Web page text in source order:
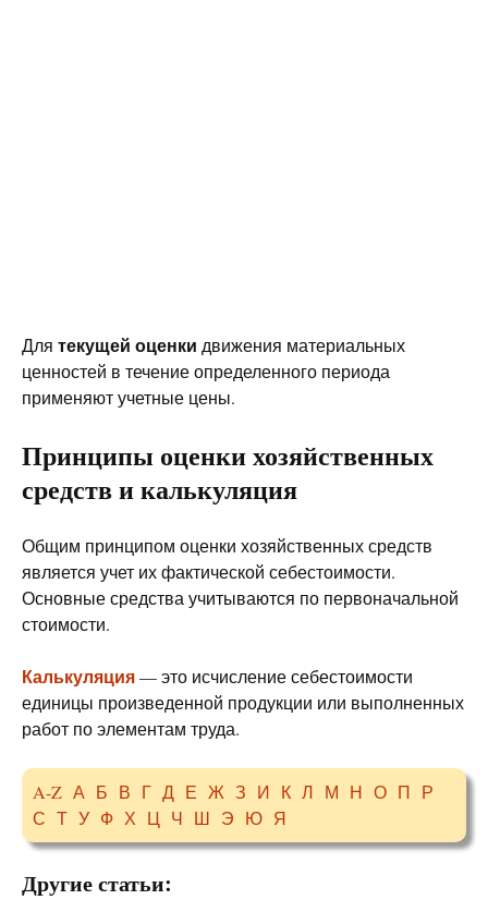
Для текущей оценки движения материальных
ценностей в течение определенного периода
применяют учетные цены.
Принципы оценки хозяйственных
средств и калькуляция
Общим принципом оценки хозяйственных средств
является учет их фактической себестоимости.
Основные средства учитываются по первоначальной
стоимости.
Калькуляция— это исчисление себестоимости
единицы произведенной продукции или выполненных
работ по элементам труда.
A-Z А Б В Г Д Е Ж З И К Л М Н О П Р
С Т У Ф Х Ц Ч Ш Э Ю Я
Другие статьи: